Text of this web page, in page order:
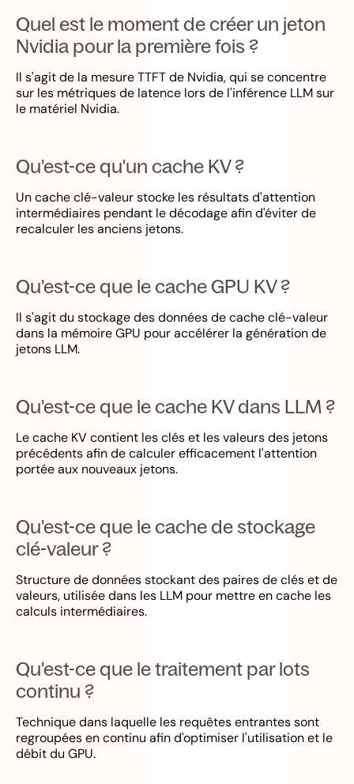
Quel est le moment de créer un jeton
Nvidia pour la première fois ?
Il s'agit de la mesure TTFT de Nvidia, qui se concentre
sur les métriques de latence lors de l'inférence LLM sur
le matériel Nvidia.
Qu'est-ce qu'un cache KV ?
Un cache clé-valeur stocke les résultats d'attention
intermédiaires pendant le décodage afin d'éviter de
recalculer les anciens jetons.
Qu'est-ce que le cache GPU KV ?
Il s'agit du stockage des données de cache clé-valeur
dans la mémoire GPU pour accélérer la génération de
jetons LLM.
Qu'est-ce que le cache KV dans LLM ?
Le cache KV contient les clés et les valeurs des jetons
précédents afin de calculer efficacement l'attention
portée aux nouveaux jetons.
Qu'est-ce que le cache de stockage
clé-valeur ?
Structure de données stockant des paires de clés et de
valeurs, utilisée dans les LLM pour mettre en cache les
calculs intermédiaires.
Qu'est-ce que le traitement par lots
continu ?
Technique dans laquelle les requêtes entrantes sont
regroupées en continu afin d'optimiser l'utilisation et le
débit du GPU.